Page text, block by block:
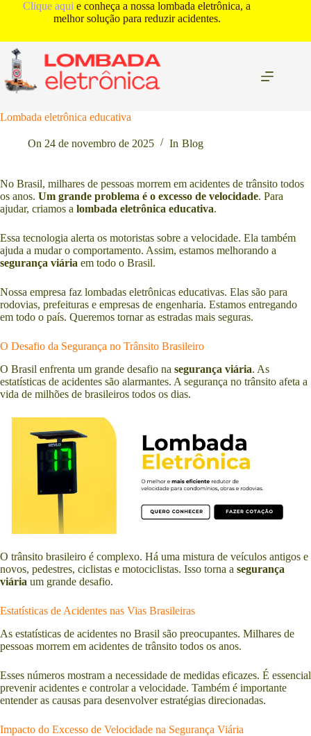
conteúdo
Clique aqui e conheça a nossa lombada eletrônica, a
melhor solução para reduzir acidentes.
Lombada eletrônica educativa
On 24 de novembro de 2025 In Blog
No Brasil, milhares de pessoas morrem em acidentes de trânsito todos
os anos. Um grande problema é o excesso de velocidade. Para
ajudar, criamos a lombada eletrônica educativa.
Essa tecnologia alerta os motoristas sobre a velocidade. Ela também
ajuda a mudar o comportamento. Assim, estamos melhorando a
segurança viária em todo o Brasil.
Nossa empresa faz lombadas eletrônicas educativas. Elas são para
rodovias, prefeituras e empresas de engenharia. Estamos entregando
em todo o país. Queremos tornar as estradas mais seguras.
O Desafio da Segurança no Trânsito Brasileiro
O Brasil enfrenta um grande desafio na segurança viária. As
estatísticas de acidentes são alarmantes. A segurança no trânsito afeta a
vida de milhões de brasileiros todos os dias.
O trânsito brasileiro é complexo. Há uma mistura de veículos antigos e
novos, pedestres, ciclistas e motociclistas. Isso torna a segurança
viária um grande desafio.
Estatísticas de Acidentes nas Vias Brasileiras
As estatísticas de acidentes no Brasil são preocupantes. Milhares de
pessoas morrem em acidentes de trânsito todos os anos.
Esses números mostram a necessidade de medidas eficazes. É essencial
prevenir acidentes e controlar a velocidade. Também é importante
entender as causas para desenvolver estratégias direcionadas.
Impacto do Excesso de Velocidade na Segurança Viária